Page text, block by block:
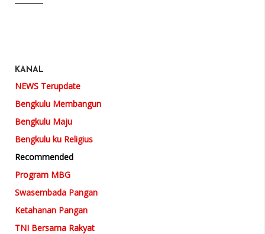
KANAL
NEWS Terupdate
Bengkulu Membangun
Bengkulu Maju
Bengkulu ku Religius
Recommended
Program MBG
Swasembada Pangan
Ketahanan Pangan
TNI Bersama Rakyat